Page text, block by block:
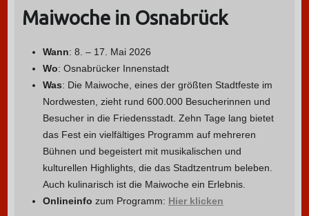
Maiwoche in Osnabrück
Wann: 8. – 17. Mai 2026
Wo: Osnabrücker Innenstadt
Was: Die Maiwoche, eines der größten Stadtfeste im
Nordwesten, zieht rund 600.000 Besucherinnen und
Besucher in die Friedensstadt. Zehn Tage lang bietet
das Fest ein vielfältiges Programm auf mehreren
Bühnen und begeistert mit musikalischen und
kulturellen Highlights, die das Stadtzentrum beleben.
Auch kulinarisch ist die Maiwoche ein Erlebnis.
Onlineinfo zum Programm: Hier klicken